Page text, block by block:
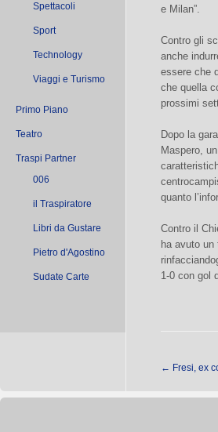
Spettacoli
Sport
Technology
Viaggi e Turismo
Primo Piano
Teatro
Traspi Partner
006
il Traspiratore
Libri da Gustare
Pietro d'Agostino
Sudate Carte
e Milan”.
Contro gli
anche
essere che
che quella
prossimi
Dopo la
Maspero,
quanto
Contro il
ha avuto
1-0 con gol
← Fresi, ex